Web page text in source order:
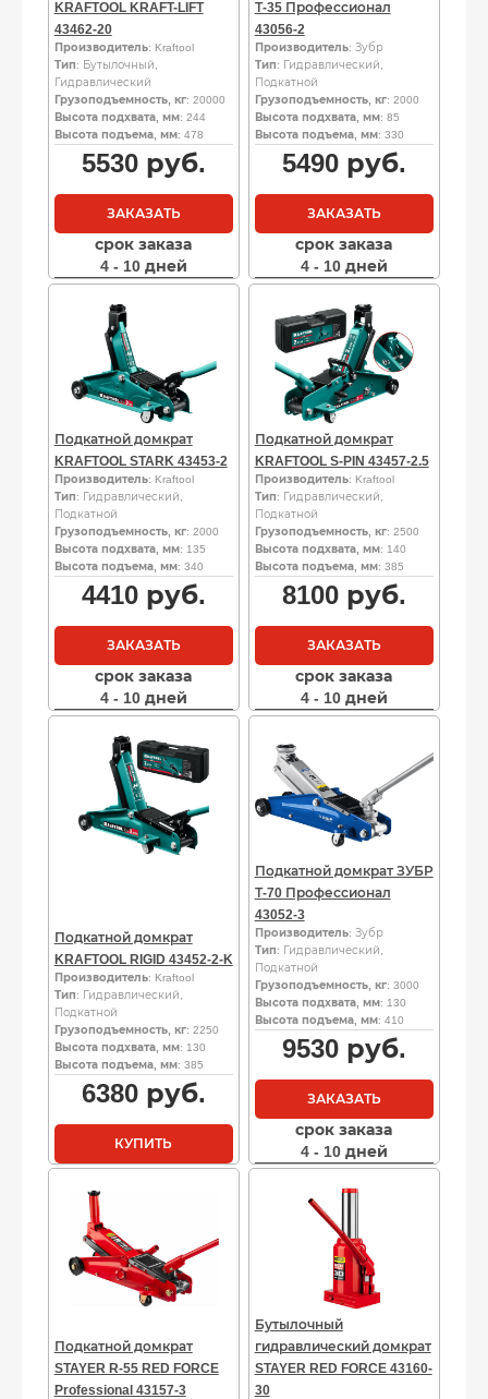
KRAFTOOL KRAFT-LIFT
43462-20
Производитель: Kraftool
Тип: Бутылочный,
Гидравлический
Грузоподъемность, кг: 20000
Высота подхвата, мм: 244
Высота подъема, мм: 478
5530руб.
ЗАКАЗАТЬ
срок заказа
4 - 10 дней
Т-35 Профессионал
43056-2
Производитель: Зубр
Тип: Гидравлический,
Подкатной
Грузоподъемность, кг: 2000
Высота подхвата, мм: 85
Высота подъема, мм: 330
5490руб.
ЗАКАЗАТЬ
срок заказа
4 - 10 дней
Подкатной домкрат
KRAFTOOL STARK 43453-2
Производитель: Kraftool
Тип: Гидравлический,
Подкатной
Грузоподъемность, кг: 2000
Высота подхвата, мм: 135
Высота подъема, мм: 340
4410руб.
ЗАКАЗАТЬ
срок заказа
4 - 10 дней
Подкатной домкрат
KRAFTOOL S-PIN 43457-2.5
Производитель: Kraftool
Тип: Гидравлический,
Подкатной
Грузоподъемность, кг: 2500
Высота подхвата, мм: 140
Высота подъема, мм: 385
8100руб.
ЗАКАЗАТЬ
срок заказа
4 - 10 дней
Подкатной домкрат
KRAFTOOL RIGID 43452-2-K
Производитель: Kraftool
Тип: Гидравлический,
Подкатной
Грузоподъемность, кг: 2250
Высота подхвата, мм: 130
Высота подъема, мм: 385
6380руб.
КУПИТЬ
Подкатной домкрат ЗУБР
Т-70 Профессионал
43052-3
Производитель: Зубр
Тип: Гидравлический,
Подкатной
Грузоподъемность, кг: 3000
Высота подхвата, мм: 130
Высота подъема, мм: 410
9530руб.
ЗАКАЗАТЬ
срок заказа
4 - 10 дней
Подкатной домкрат
STAYER R-55 RED FORCE
Professional 43157-3
Бутылочный
гидравлический домкрат
STAYER RED FORCE 43160-
30